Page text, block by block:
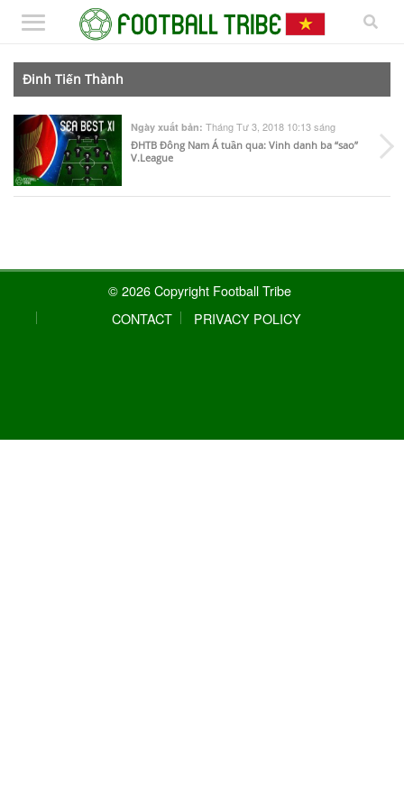
Đinh Tiến Thành
Ngày xuất bản: Tháng Tư 3, 2018 10:13 sáng
ĐHTB Đông Nam Á tuần qua: Vinh danh ba “sao”
V.League
© 2026 Copyright Football Tribe
CONTACT
PRIVACY POLICY